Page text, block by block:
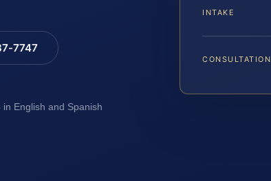
7747
English and Spanish
INTAKE
CONSULTATION